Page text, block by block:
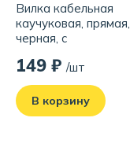
Вилка кабельная
каучуковая, прямая,
черная, с
16A
149 ₽ /шт
В корзину